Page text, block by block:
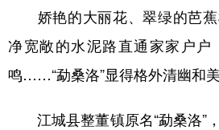
娇艳的大丽花、翠绿的芭蕉
净宽敞的水泥路直通家家户户
鸣……“勐桑洛”显得格外清幽和美
江城县整董镇原名“勐桑洛”